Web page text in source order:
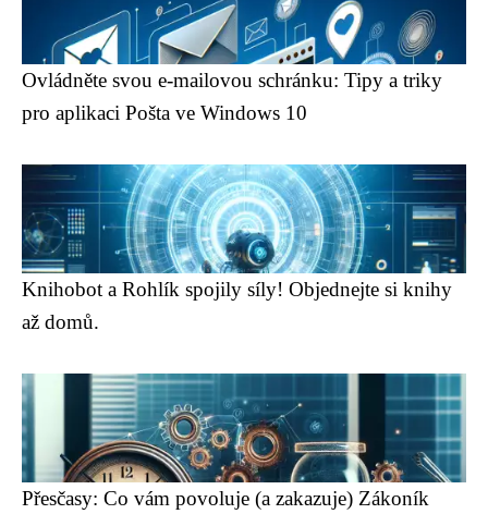
Ovládněte svou e-mailovou schránku: Tipy a triky
pro aplikaci Pošta ve Windows 10
Knihobot a Rohlík spojily síly! Objednejte si knihy
až domů.
Přesčasy: Co vám povoluje (a zakazuje) Zákoník